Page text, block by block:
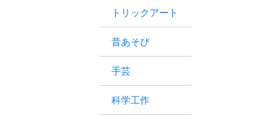
トリックアート
昔あそび
手芸
科学工作